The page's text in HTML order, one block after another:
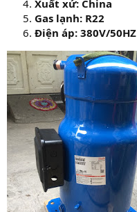
Xuất xứ: China
Gas lạnh: R22
Điện áp: 380V/50HZ